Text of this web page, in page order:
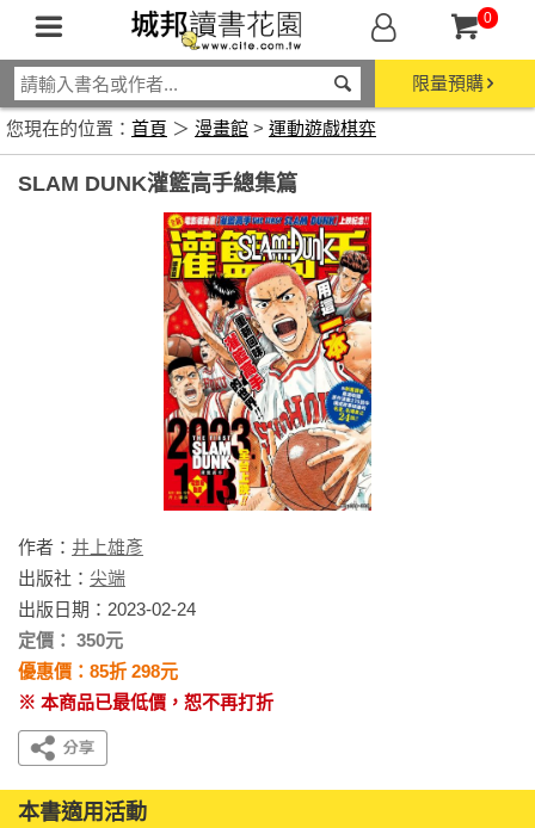
0
限量預購
您現在的位置： 首頁 ＞ 漫畫館 > 運動遊戲棋弈
SLAM DUNK灌籃高手總集篇
作者： 井上雄彥
出版社： 尖端
出版日期：2023-02-24
定價： 350元
優惠價：85折 298元
※ 本商品已最低價，恕不再打折
本書適用活動